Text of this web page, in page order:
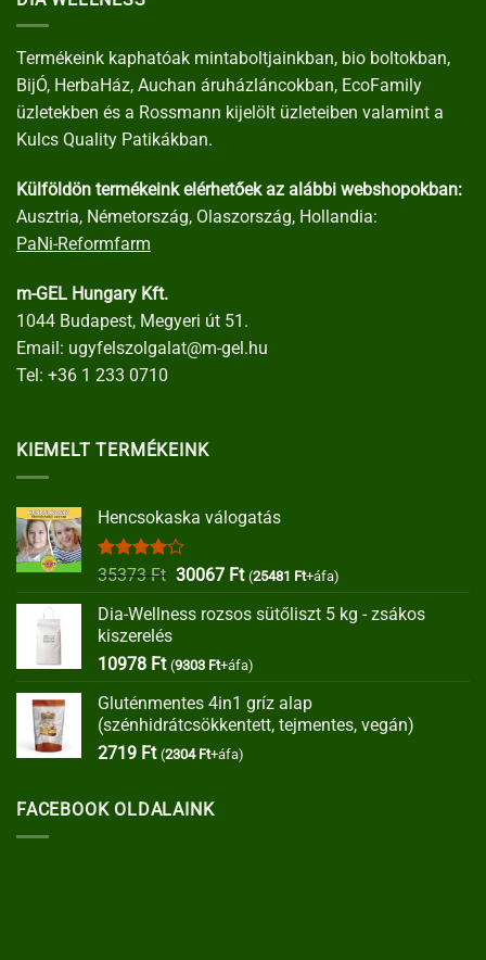
Termékeink kaphatóak mintaboltjainkban, bio boltokban,
BijÓ, HerbaHáz, Auchan áruházláncokban, EcoFamily
üzletekben és a Rossmann kijelölt üzleteiben valamint a
Kulcs Quality Patikákban.
Külföldön termékeink elérhetőek az alábbi webshopokban:
Ausztria, Németország, Olaszország, Hollandia:
PaNi-Reformfarm
m-GEL Hungary Kft.
1044 Budapest, Megyeri út 51.
Email: ugyfelszolgalat@m-gel.hu
Tel: +36 1 233 0710
KIEMELT TERMÉKEINK
Hencsokaska válogatás
Értékelés:
35373Ft Original
was:
30067 FtCurrent
is:
(25481 Ft+áfa)
Dia-Wellness rozsos sütőliszt 5 kg - zsákos
kiszerelés
10978 Ft (9303 Ft+áfa)
Gluténmentes 4in1 gríz alap
(szénhidrátcsökkentett, tejmentes, vegán)
2719 Ft (2304 Ft+áfa)
FACEBOOK OLDALAINK